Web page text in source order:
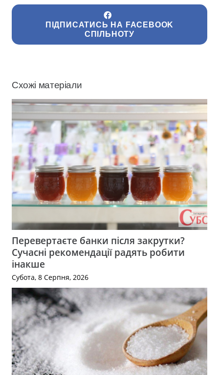
ПІДПИСАТИСЬ НА FACEBOOK
СПІЛЬНОТУ
Схожі матеріали
Перевертаєте банки після закрутки?
Сучасні рекомендації радять робити
інакше
Субота, 8 Серпня, 2026